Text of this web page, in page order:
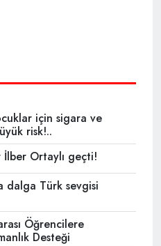
için sigara ve
risk!..
Ortaylı geçti!
dalga Türk sevgisi
Öğrencilere
Desteği